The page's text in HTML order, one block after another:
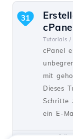
Tutorials /
cPanel
mit
Dieses
Schritte
ein E-
31
von